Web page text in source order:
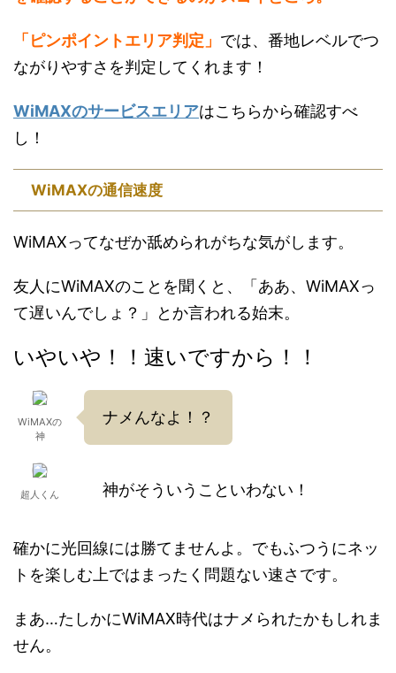
「ピンポイントエリア判定」 では、番地レベルでつ
ながりやすさを判定してくれます！
WiMAXのサービスエリアはこちらから確認すべ
し！
WiMAXの通信速度
WiMAXってなぜか舐められがちな気がします。
友人にWiMAXのことを聞くと、「ああ、WiMAXっ
て遅いんでしょ？」とか言われる始末。
いやいや！！ 速いですから！！
WiMAXの
神
ナメんなよ！？
超人くん 神がそういうこといわない！
確かに光回線には勝てませんよ。 でもふつうにネッ
トを楽しむ上ではまったく問題ない速さです。
まあ…たしかにWiMAX時代はナメられたかもしれま
せん。